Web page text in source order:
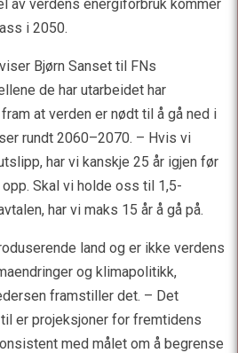
av verdens energiforbruk kommer
i 2050.
Bjørn Sanset til FNs
de har utarbeidet har
at verden er nødt til å gå ned i
rundt 2060–2070. – Hvis vi
har vi kanskje 25 år igjen før
Skal vi holde oss til 1,5-
har vi maks 15 år å gå på.
land og er ikke verdens
og klimapolitikk,
framstiller det. – Det
er projeksjoner for fremtidens
med målet om å begrense